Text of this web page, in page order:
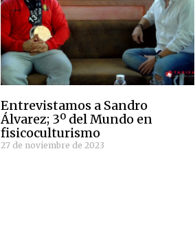
Entrevistamos a Sandro
Álvarez; 3º del Mundo en
fisicoculturismo
27 de noviembre de 2023